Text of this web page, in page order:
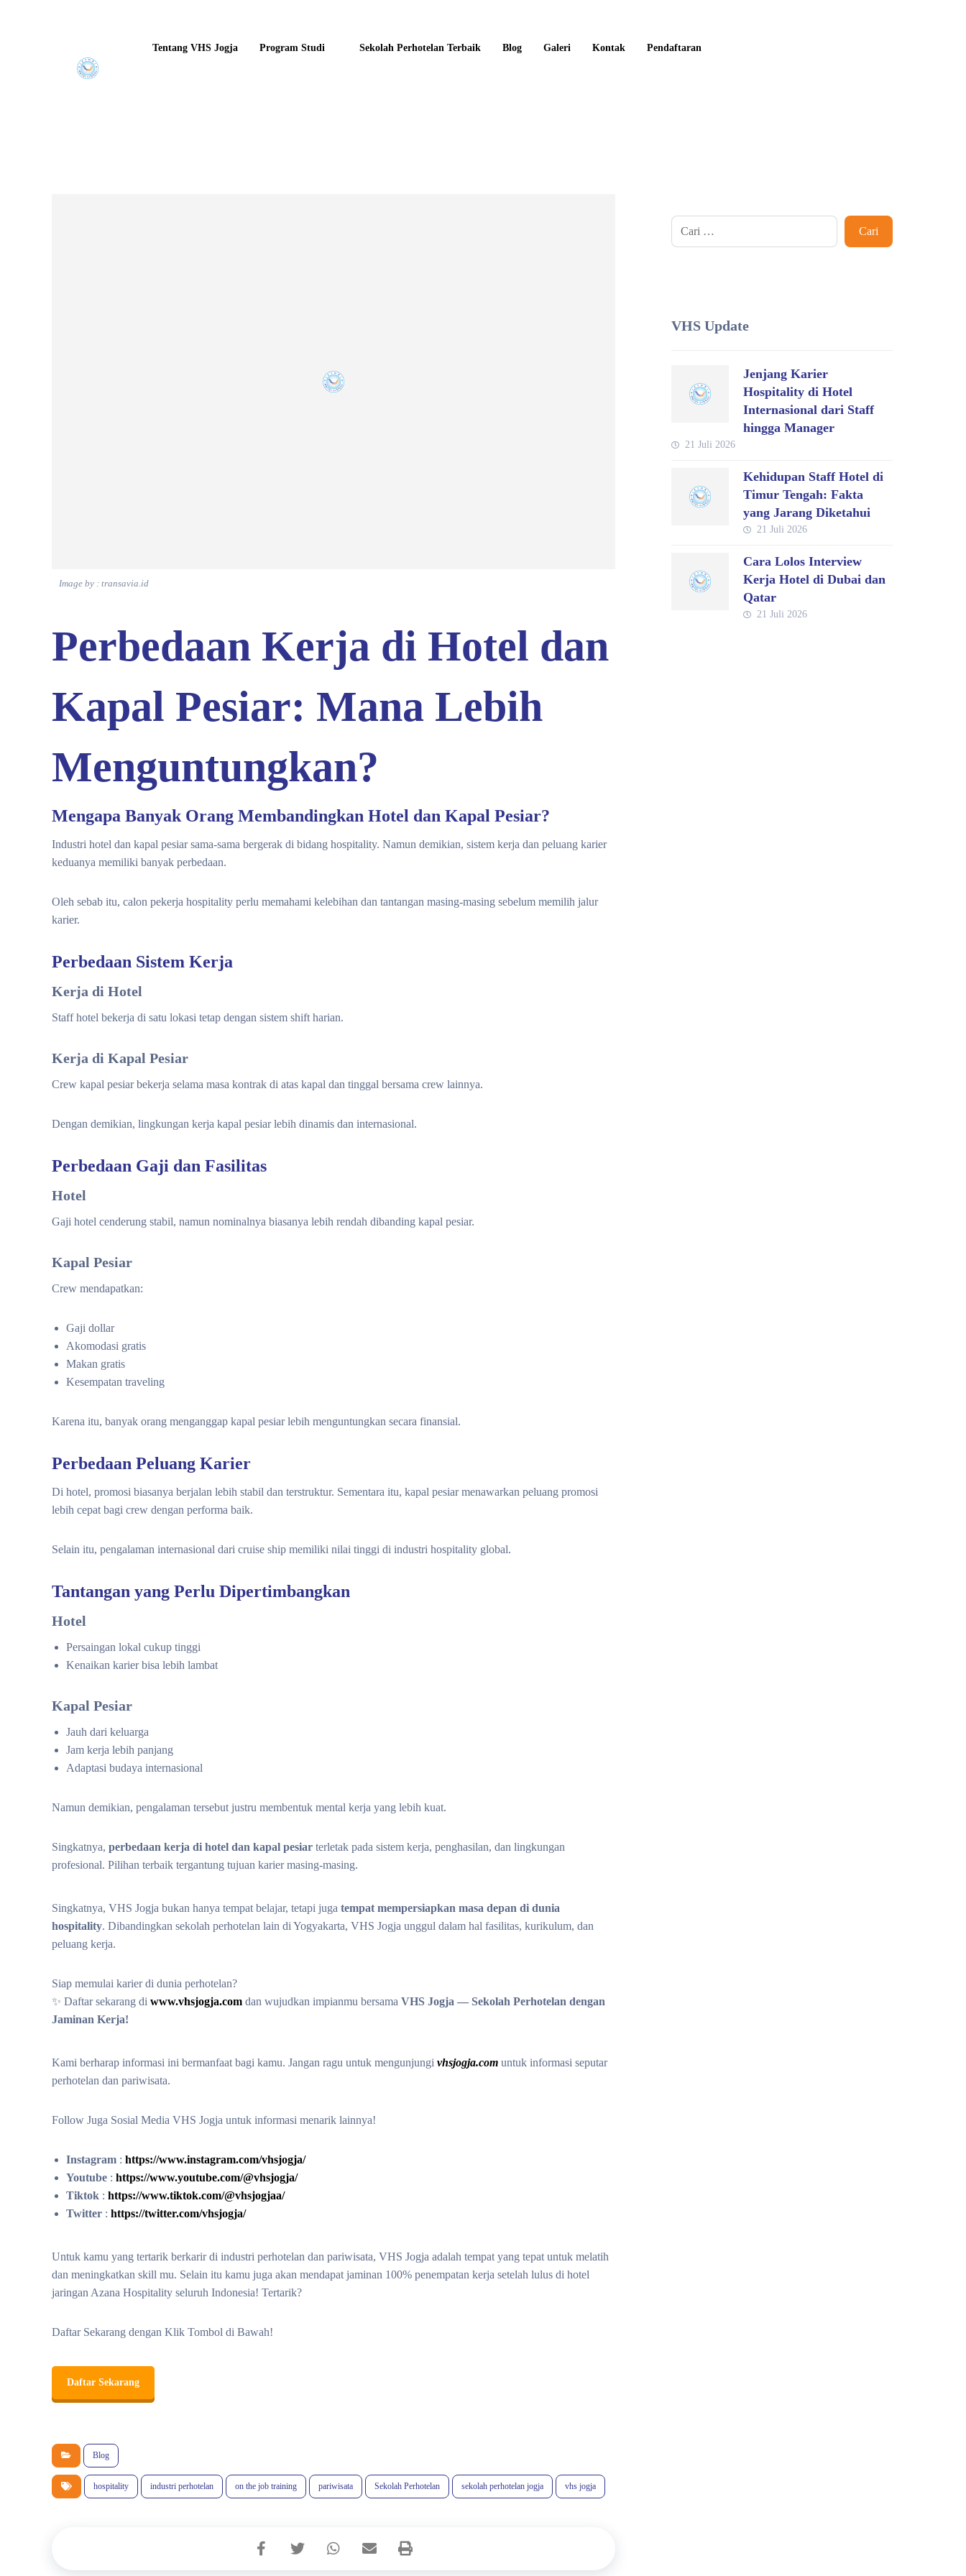
Tentang VHS Jogja Program Studi Sekolah Perhotelan Terbaik Blog Galeri Kontak Pendaftaran
Image by : transavia.id
Perbedaan Kerja di Hotel dan
Kapal Pesiar: Mana Lebih
Menguntungkan?
Mengapa Banyak Orang Membandingkan Hotel dan Kapal Pesiar?
Industri hotel dan kapal pesiar sama-sama bergerak di bidang hospitality. Namun demikian, sistem kerja dan peluang karier
keduanya memiliki banyak perbedaan.
Oleh sebab itu, calon pekerja hospitality perlu memahami kelebihan dan tantangan masing-masing sebelum memilih jalur
karier.
Perbedaan Sistem Kerja
Kerja di Hotel
Staff hotel bekerja di satu lokasi tetap dengan sistem shift harian.
Kerja di Kapal Pesiar
Crew kapal pesiar bekerja selama masa kontrak di atas kapal dan tinggal bersama crew lainnya.
Dengan demikian, lingkungan kerja kapal pesiar lebih dinamis dan internasional.
Perbedaan Gaji dan Fasilitas
Hotel
Gaji hotel cenderung stabil, namun nominalnya biasanya lebih rendah dibanding kapal pesiar.
Kapal Pesiar
Crew mendapatkan:
Gaji dollar
Akomodasi gratis
Makan gratis
Kesempatan traveling
Karena itu, banyak orang menganggap kapal pesiar lebih menguntungkan secara finansial.
Perbedaan Peluang Karier
Di hotel, promosi biasanya berjalan lebih stabil dan terstruktur. Sementara itu, kapal pesiar menawarkan peluang promosi
lebih cepat bagi crew dengan performa baik.
Selain itu, pengalaman internasional dari cruise ship memiliki nilai tinggi di industri hospitality global.
Tantangan yang Perlu Dipertimbangkan
Hotel
Persaingan lokal cukup tinggi
Kenaikan karier bisa lebih lambat
Kapal Pesiar
Jauh dari keluarga
Jam kerja lebih panjang
Adaptasi budaya internasional
Namun demikian, pengalaman tersebut justru membentuk mental kerja yang lebih kuat.
Singkatnya, perbedaan kerja di hotel dan kapal pesiar terletak pada sistem kerja, penghasilan, dan lingkungan
profesional. Pilihan terbaik tergantung tujuan karier masing-masing.
Singkatnya, VHS Jogja bukan hanya tempat belajar, tetapi juga tempat mempersiapkan masa depan di dunia
hospitality. Dibandingkan sekolah perhotelan lain di Yogyakarta, VHS Jogja unggul dalam hal fasilitas, kurikulum, dan
peluang kerja.
Siap memulai karier di dunia perhotelan?
✨ Daftar sekarang di www.vhsjogja.com dan wujudkan impianmu bersama VHS Jogja — Sekolah Perhotelan dengan
Jaminan Kerja!
Kami berharap informasi ini bermanfaat bagi kamu. Jangan ragu untuk mengunjungi vhsjogja.com untuk informasi seputar
perhotelan dan pariwisata.
Follow Juga Sosial Media VHS Jogja untuk informasi menarik lainnya!
Instagram : https://www.instagram.com/vhsjogja/
Youtube : https://www.youtube.com/@vhsjogja/
Tiktok : https://www.tiktok.com/@vhsjogjaa/
Twitter : https://twitter.com/vhsjogja/
Untuk kamu yang tertarik berkarir di industri perhotelan dan pariwisata, VHS Jogja adalah tempat yang tepat untuk melatih
dan meningkatkan skill mu. Selain itu kamu juga akan mendapat jaminan 100% penempatan kerja setelah lulus di hotel
jaringan Azana Hospitality seluruh Indonesia! Tertarik?
Daftar Sekarang dengan Klik Tombol di Bawah!
Daftar Sekarang
Blog
hospitality industri perhotelan on the job training pariwisata Sekolah Perhotelan sekolah perhotelan jogja vhs jogja
VHS Update
Jenjang Karier
Hospitality di Hotel
Internasional dari Staff
hingga Manager
21 Juli 2026
Kehidupan Staff Hotel di
Timur Tengah: Fakta
yang Jarang Diketahui
21 Juli 2026
Cara Lolos Interview
Kerja Hotel di Dubai dan
Qatar
21 Juli 2026